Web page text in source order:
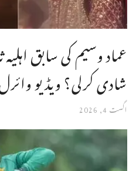
عماد وسیم کی سابق
شادی کرلی؟ ویڈیو
اگست 4, 2026